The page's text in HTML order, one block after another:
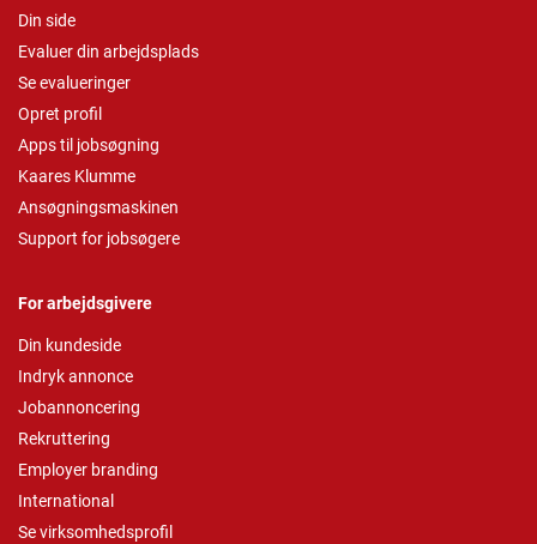
Din side
Evaluer din arbejdsplads
Se evalueringer
Opret profil
Apps til jobsøgning
Kaares Klumme
Ansøgningsmaskinen
Support for jobsøgere
For arbejdsgivere
Din kundeside
Indryk annonce
Jobannoncering
Rekruttering
Employer branding
International
Se virksomhedsprofil